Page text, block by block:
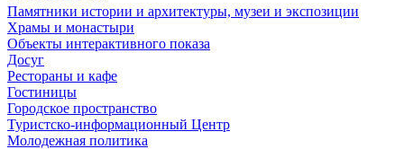
Памятники истории и архитектуры, музеи и экспозиции
Храмы и монастыри
Объекты интерактивного показа
Досуг
Рестораны и кафе
Гостиницы
Городское пространство
Туристско-информационный Центр
Молодежная политика